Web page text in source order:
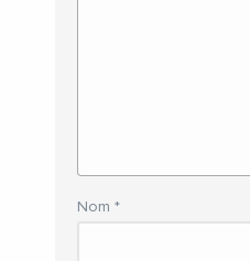
Nom *